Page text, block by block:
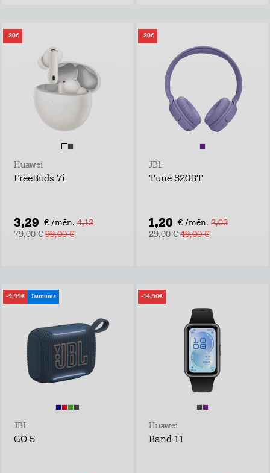
-20€
Huawei
FreeBuds 7i
3,29 € /mēn. 4,12
79,00 € 99,00 €
-20€
JBL
Tune 520BT
1,20 € /mēn. 2,03
29,00 € 49,00 €
-9,99€ Jaunums
JBL
GO 5
-14,90€
Huawei
Band 11